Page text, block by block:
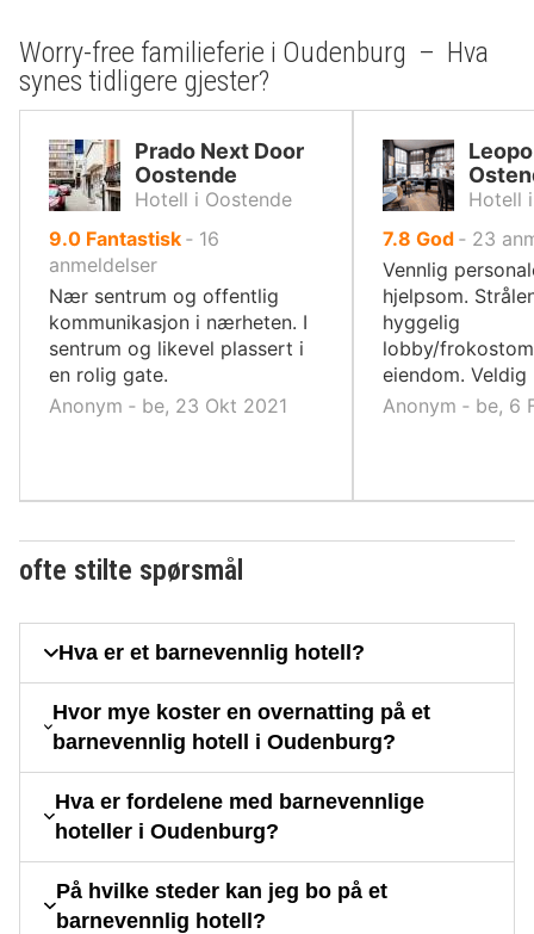
Worry-free familieferie i Oudenburg – Hva
synes tidligere gjester?
Prado Next Door
Oostende
Hotell i Oostende
9.0av
10,
Fantastisk ‐ 16
anmeldelser
Nær sentrum og offentlig
kommunikasjon i nærheten. I
sentrum og likevel plassert i
en rolig gate.
Anonym ‐ be, 23 Okt 2021
Hotell
7.8 av
10,
God ‐ 23
Vennlig
hjelpsom.
hyggelig
lobby/
eiendom. Veldig
Anonym ‐ be, 6
ofte stilte spørsmål
Hva er et barnevennlig hotell?
Hvor mye koster en overnatting på et
barnevennlig hotell i Oudenburg?
Hva er fordelene med barnevennlige
hoteller i Oudenburg?
På hvilke steder kan jeg bo på et
barnevennlig hotell?